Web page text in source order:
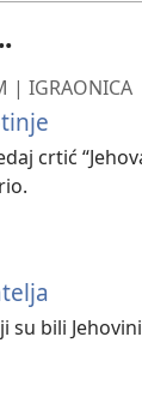
| IGRAONICA
crtić
su bili